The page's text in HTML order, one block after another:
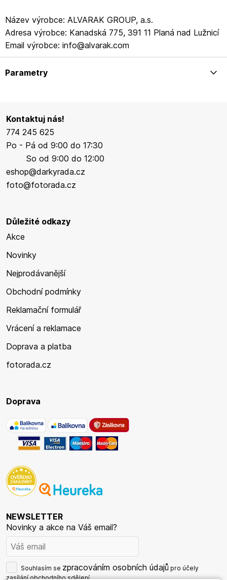
Název výrobce: ALVARAK GROUP, a.s.
Adresa výrobce: Kanadská 775, 391 11 Planá nad Lužnicí
Email výrobce: info@alvarak.com
Parametry
Kontaktuj nás!
774 245 625
Po - Pá od 9:00 do 17:30
So od 9:00 do 12:00
eshop@darkyrada.cz
foto@fotorada.cz
Důležité odkazy
Akce
Novinky
Nejprodávanější
Obchodní podmínky
Reklamační formulář
Vrácení a reklamace
Doprava a platba
fotorada.cz
Doprava
NEWSLETTER
Novinky a akce na Váš email?
Souhlasím se zpracováním osobních údajů pro účely
zasílání obchodního sdělení.